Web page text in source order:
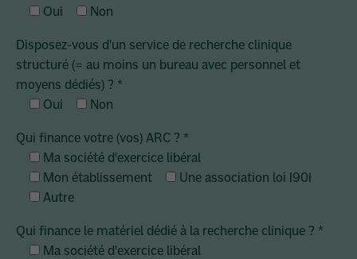
Oui
Non
Disposez-vous d'un service de recherche clinique
structuré (= au moins un bureau avec personnel et
moyens dédiés) ? *
Oui
Non
Qui finance votre (vos) ARC ? *
Ma société d'exercice libéral
Mon établissement
Une association loi 1901
Autre
Qui finance le matériel dédié à la recherche clinique ? *
Ma société d'exercice libéral